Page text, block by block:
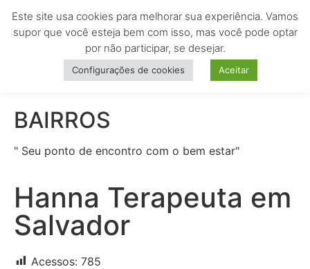
MENU
BAIRROS
" Seu ponto de encontro com o bem estar"
Hanna Terapeuta em
Salvador
Acessos: 785
Este site usa cookies para melhorar sua experiência. Vamos
supor que você esteja bem com isso, mas você pode optar
por não participar, se desejar.
Configurações de cookies Aceitar